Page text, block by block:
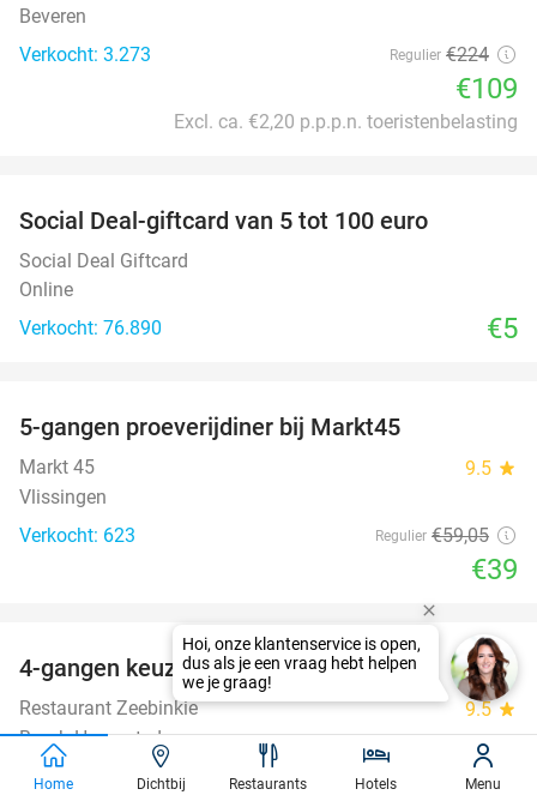
Beveren
Verkocht: 3.273
Regulier €224
€109
Excl. ca. €2,20 p.p.p.n. toeristenbelasting
Social Deal-giftcard van 5 tot 100 euro
Social Deal Giftcard
Online
Verkocht: 76.890
€5
5-gangen proeverijdiner bij Markt45
Markt 45 9.5 star
Vlissingen
Verkocht: 623
Regulier €59,05
€39
45%
4-gangen keuzediner bij Zeebinkie
Restaurant Zeebinkie 9.5star
Burgh-Haamstede
Verkocht: 1.097
Regulier ,95
Home Dichtbij Restaurants Hotels Menu